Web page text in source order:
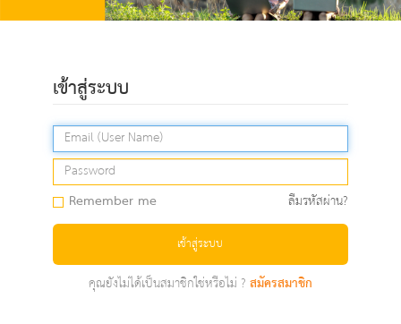
เข้าสู่ระบบ
Remember me ลืมรหัสผ่าน?
เข้าสู่ระบบ
คุณยังไม่ได้เป็นสมาชิกใช่หรือไม่ ?สมัครสมาชิก